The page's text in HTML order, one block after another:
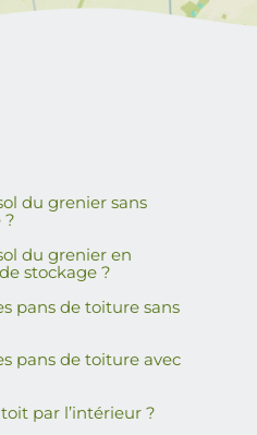
du grenier sans
?
du grenier en
stockage ?
pans de toiture sans
pans de toiture avec
par l’intérieur ?